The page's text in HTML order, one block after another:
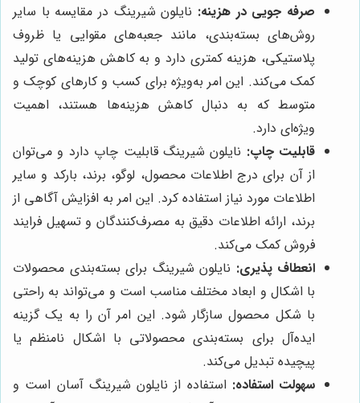
صرفه جویی در هزینه: نایلون شیرینگ در مقایسه با سایر
روش‌های بسته‌بندی، مانند جعبه‌های مقوایی یا ظروف
پلاستیکی، هزینه کمتری دارد و به کاهش هزینه‌های تولید
کمک می‌کند. این امر به‌ویژه برای کسب و کارهای کوچک و
متوسط که به دنبال کاهش هزینه‌ها هستند، اهمیت
ویژه‌ای دارد.
قابلیت چاپ: نایلون شیرینگ قابلیت چاپ دارد و می‌توان
از آن برای درج اطلاعات محصول، لوگو، برند، بارکد و سایر
اطلاعات مورد نیاز استفاده کرد. این امر به افزایش آگاهی از
برند، ارائه اطلاعات دقیق به مصرف‌کنندگان و تسهیل فرایند
فروش کمک می‌کند.
انعطاف پذیری: نایلون شیرینگ برای بسته‌بندی محصولات
با اشکال و ابعاد مختلف مناسب است و می‌تواند به راحتی
با شکل محصول سازگار شود. این امر آن را به یک گزینه
ایده‌آل برای بسته‌بندی محصولاتی با اشکال نامنظم یا
پیچیده تبدیل می‌کند.
سهولت استفاده: استفاده از نایلون شیرینگ آسان است و